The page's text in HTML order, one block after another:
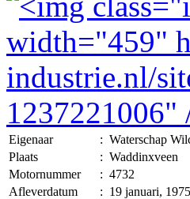
Eigenaar : Waterschap
Plaats
: Waddinxveen
Motornummer
: 4732
Afleverdatum
: 19 januari, 1975